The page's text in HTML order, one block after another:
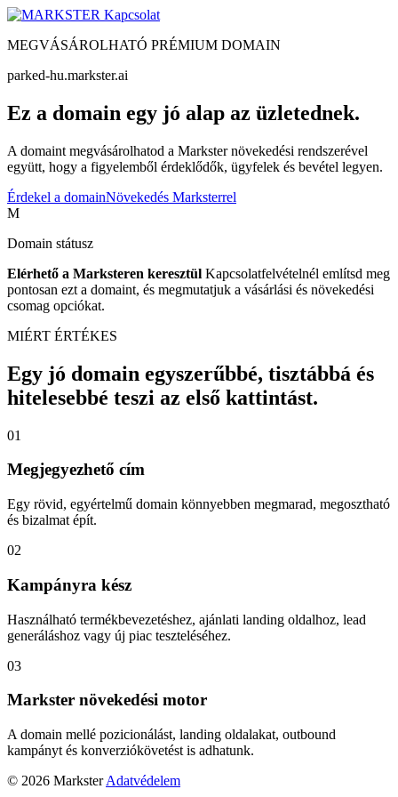
Kapcsolat
MEGVÁSÁROLHATÓ PRÉMIUM DOMAIN
parked-hu.markster.ai
Ez a domain egy jó alap az üzletednek.
A domaint megvásárolhatod a Markster növekedési rendszerével
együtt, hogy a figyelemből érdeklődők, ügyfelek és bevétel legyen.
Érdekel a domainNövekedés Marksterrel
M
Domain státusz
Elérhető a Marksteren keresztül Kapcsolatfelvételnél említsd meg
pontosan ezt a domaint, és megmutatjuk a vásárlási és növekedési
csomag opciókat.
MIÉRT ÉRTÉKES
Egy jó domain egyszerűbbé, tisztábbá és
hitelesebbé teszi az első kattintást.
01
Megjegyezhető cím
Egy rövid, egyértelmű domain könnyebben megmarad, megosztható
és bizalmat épít.
02
Kampányra kész
Használható termékbevezetéshez, ajánlati landing oldalhoz, lead
generáláshoz vagy új piac teszteléséhez.
03
Markster növekedési motor
A domain mellé pozicionálást, landing oldalakat, outbound
kampányt és konverziókövetést is adhatunk.
© 2026 Markster Adatvédelem